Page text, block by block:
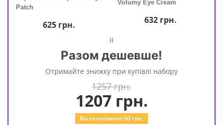
Patch
625грн.
Volumy Eye Cream
632грн.
=
Разом дешевше!
Отримайте знижку при купівлі набору
1257 грн.
1207грн.
Ви економите:50 грн.